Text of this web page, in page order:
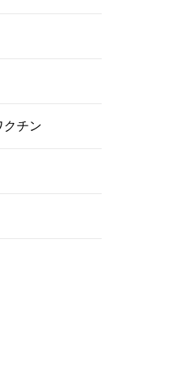
クチン